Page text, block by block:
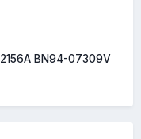
BN94-07309V